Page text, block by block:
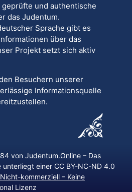
und authentische
das Judentum.
Sprache gibt es
über das
Projekt setzt sich aktiv
Besuchern unserer
Informationsquelle
von Judentum.Online – Das
einer CC BY-NC-ND 4.0
kommerziell – Keine
Lizenz